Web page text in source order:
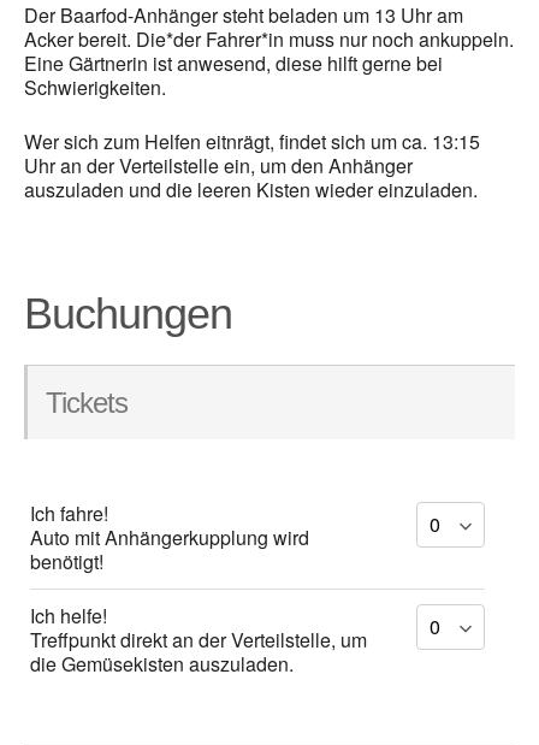
Der Baarfod-Anhänger steht beladen um 13 Uhr am
Acker bereit. Die*der Fahrer*in muss nur noch ankuppeln.
Eine Gärtnerin ist anwesend, diese hilft gerne bei
Schwierigkeiten.
Wer sich zum Helfen eitnrägt, findet sich um ca. 13:15
Uhr an der Verteilstelle ein, um den Anhänger
auszuladen und die leeren Kisten wieder einzuladen.
Buchungen
Tickets
Ich fahre!
Auto mit Anhängerkupplung wird
benötigt!
Ich helfe!
Treffpunkt direkt an der Verteilstelle, um
die Gemüsekisten auszuladen.